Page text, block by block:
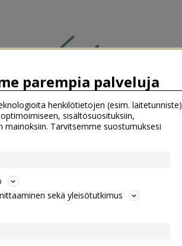
parempia palveluja
henkilötietojen (esim. laitetunniste)
sisältösuosituksiin,
Tarvitsemme suostumuksesi
sekä yleisötutkimus